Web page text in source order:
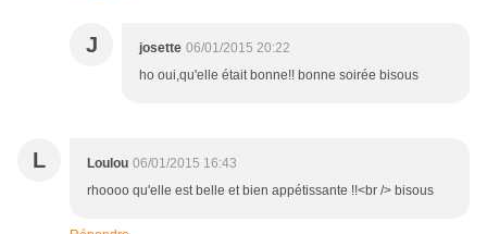
J josette 06/01/2015 20:22
ho oui,qu'elle était bonne!! bonne soirée bisous
L Loulou 06/01/2015 16:43
rhoooo qu'elle est belle et bien appétissante !!<br /> bisous